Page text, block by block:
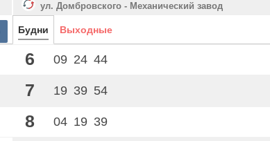
ул. Домбровского - Механический завод
Будни Выходные
6 09 24 44
7 19 39 54
8 04 19 39